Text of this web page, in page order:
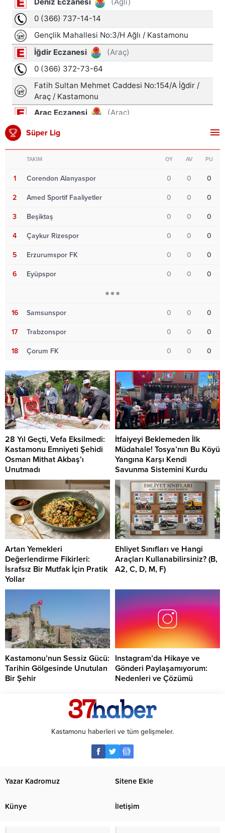
Süper Lig
TAKIM OY AV PU
1 Corendon Alanyaspor 0 0 0
2 Amed Sportif Faaliyetler 0 0 0
3 Beşiktaş 0 0 0
4 Çaykur Rizespor 0 0 0
5 Erzurumspor FK 0 0 0
6 Eyüpspor 0 0 0
16 Samsunspor 0 0 0
17 Trabzonspor 0 0 0
18 Çorum FK 0 0 0
28 Yıl Geçti, Vefa Eksilmedi:
Kastamonu Emniyeti Şehidi
Osman Mithat Akbaş’ı
Unutmadı
İtfaiyeyi Beklemeden İlk
Müdahale! Tosya’nın Bu Köyü
Yangına Karşı Kendi
Savunma Sistemini Kurdu
Artan Yemekleri
Değerlendirme Fikirleri:
İsrafsız Bir Mutfak İçin Pratik
Yollar
Ehliyet Sınıfları ve Hangi
Araçları Kullanabilirsiniz? (B,
A2, C, D, M, F)
Kastamonu’nun Sessiz Gücü:
Tarihin Gölgesinde Unutulan
Bir Şehir
Instagram’da Hikaye ve
Gönderi Paylaşamıyorum:
Nedenleri ve Çözümü
Kastamonu haberleri ve tüm gelişmeler.
Yazar Kadromuz Sitene Ekle
Künye İletişim